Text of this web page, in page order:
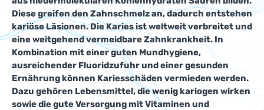
Diese greifen den Zahnschmelz an, dadurch entstehen
kariöse Läsionen. Die Karies ist weltweit verbreitet und
eine weitgehend vermeidbare Zahnkrankheit. In
Kombination mit einer guten Mundhygiene,
ausreichender Fluoridzufuhr und einer gesunden
Ernährung können Kariesschäden vermieden werden.
Dazu gehören Lebensmittel, die wenig kariogen wirken
sowie die gute Versorgung mit Vitaminen und